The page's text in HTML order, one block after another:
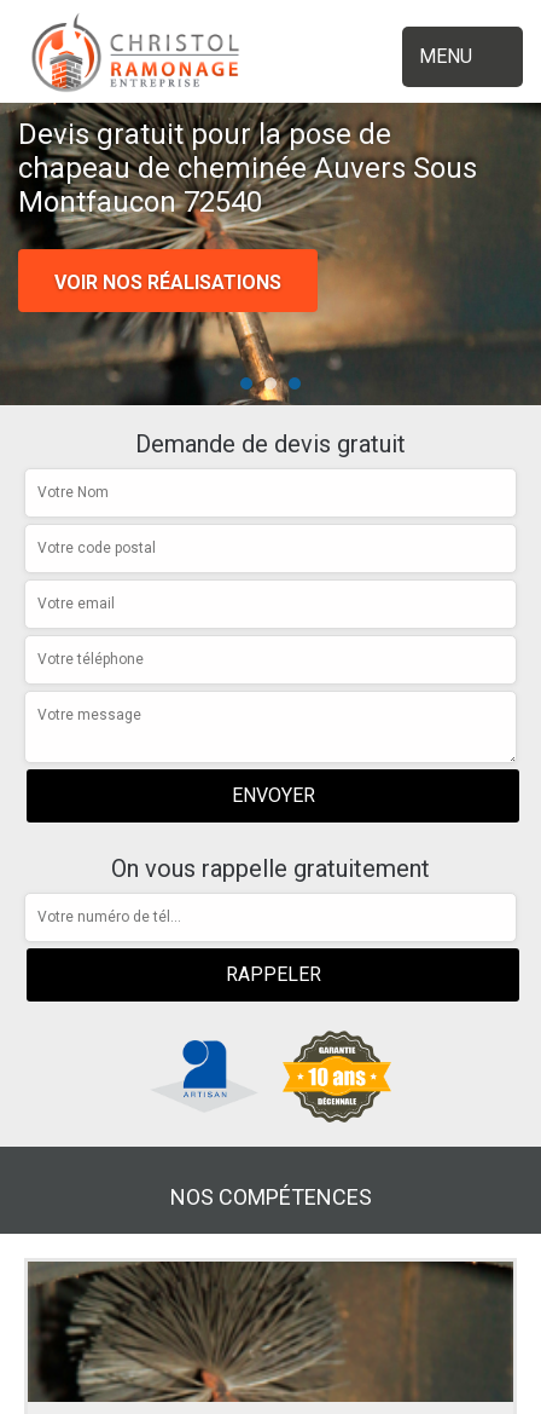
MENU
Devis gratuit pour la pose de
chapeau de cheminée Auvers Sous
Montfaucon 72540
VOIR NOS RÉALISATIONS
Demande de devis gratuit
On vous rappelle gratuitement
NOS COMPÉTENCES